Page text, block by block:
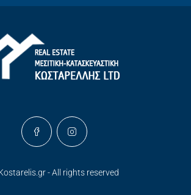
- All rights reserved